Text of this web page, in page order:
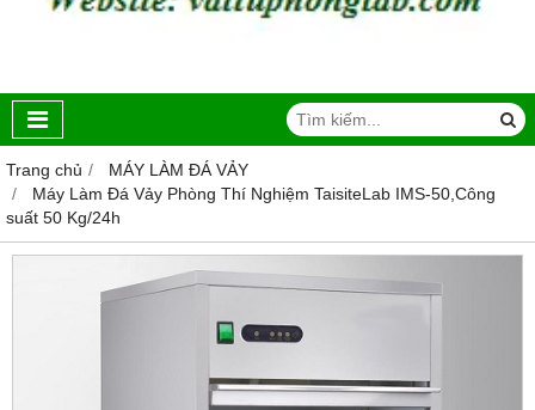
Trang chủ
MÁY LÀM ĐÁ VẢY
Máy Làm Đá Vảy Phòng Thí Nghiệm TaisiteLab IMS-50,Công
suất 50 Kg/24h